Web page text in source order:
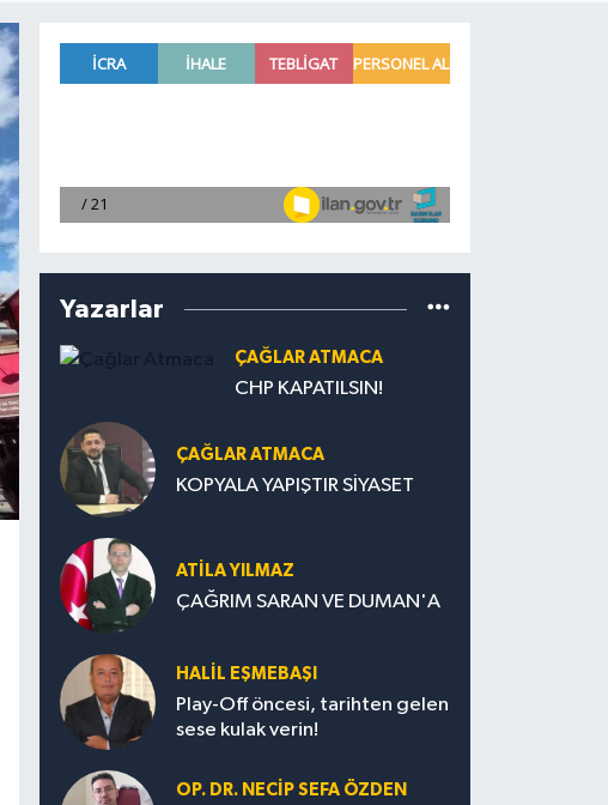
Yazarlar
ÇAĞLAR ATMACA
CHP KAPATILSIN!
ÇAĞLAR ATMACA
KOPYALA YAPIŞTIR SİYASET
ATILA YILMAZ
ÇAĞRIM SARAN VE DUMAN'A
HALIL EŞMEBAŞI
Play-Off öncesi, tarihten gelen
sese kulak verin!
OP. DR. NECIP SEFA ÖZDEN